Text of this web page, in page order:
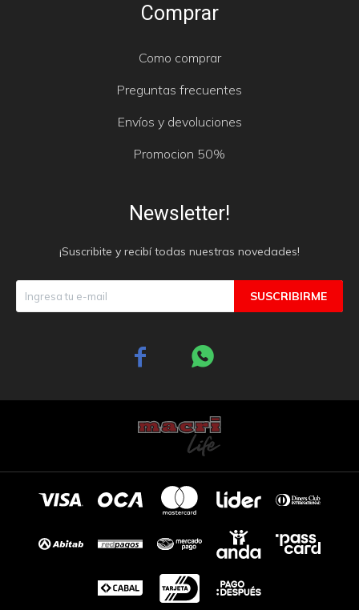
Comprar
Como comprar
Preguntas frecuentes
Envíos y devoluciones
Promocion 50%
Newsletter!
¡Suscribite y recibí todas nuestras novedades!
SUSCRIBIRME
 